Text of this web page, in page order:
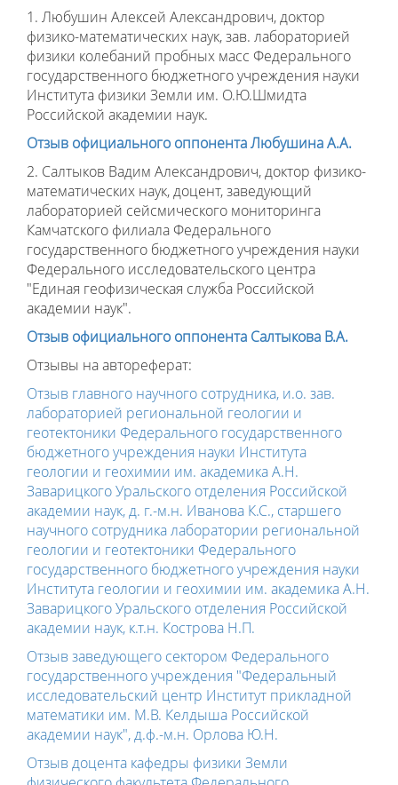
1. Любушин Алексей Александрович, доктор
физико-математических наук, зав. лабораторией
физики колебаний пробных масс Федерального
государственного бюджетного учреждения науки
Института физики Земли им. О.Ю.Шмидта
Российской академии наук.
Отзыв официального оппонента Любушина А.А.
2. Салтыков Вадим Александрович, доктор физико-
математических наук, доцент, заведующий
лабораторией сейсмического мониторинга
Камчатского филиала Федерального
государственного бюджетного учреждения науки
Федерального исследовательского центра
"Единая геофизическая служба Российской
академии наук".
Отзыв официального оппонента Салтыкова В.А.
Отзывы на автореферат:
Отзыв главного научного сотрудника, и.о. зав.
лабораторией региональной геологии и
геотектоники Федерального государственного
бюджетного учреждения науки Института
геологии и геохимии им. академика А.Н.
Заварицкого Уральского отделения Российской
академии наук, д. г.-м.н. Иванова К.С., старшего
научного сотрудника лаборатории региональной
геологии и геотектоники Федерального
государственного бюджетного учреждения науки
Института геологии и геохимии им. академика А.Н.
Заварицкого Уральского отделения Российской
академии наук, к.т.н. Кострова Н.П.
Отзыв заведующего сектором Федерального
государственного учреждения "Федеральный
исследовательский центр Институт прикладной
математики им. М.В. Келдыша Российской
академии наук", д.ф.-м.н. Орлова Ю.Н.
Отзыв доцента кафедры физики Земли